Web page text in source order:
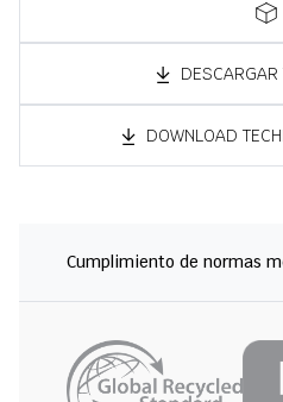
DOWNLOAD
Cumplimiento de normas